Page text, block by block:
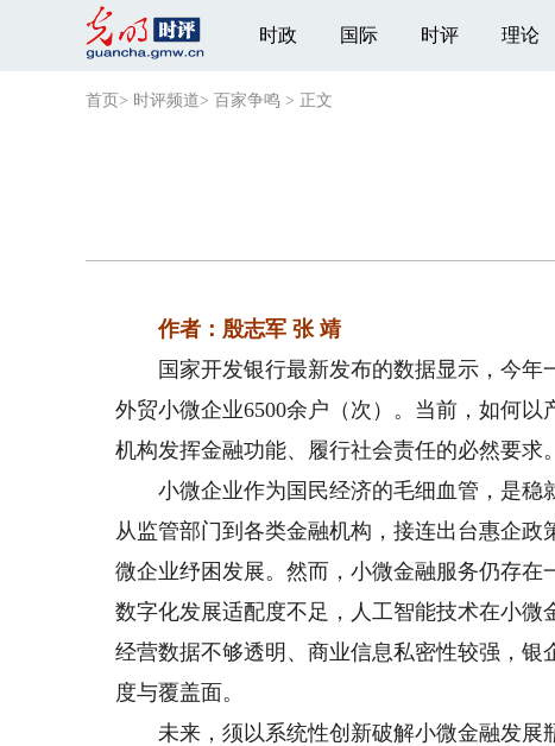
时政 国际 时评 理论
首页 > 时评频道> 百家争鸣 > 正文
作者：殷志军 张 靖
国家开发银行最新发布的数据显示，今年
外贸小微企业6500余户（次）。当前，如何
机构发挥金融功能、履行社会责任的必然要求。
小微企业作为国民经济的毛细血管，是稳
从监管部门到各类金融机构，接连出台惠企
微企业纾困发展。然而，小微金融服务仍存
数字化发展适配度不足，人工智能技术在小
经营数据不够透明、商业信息私密性较强，
度与覆盖面。
未来，须以系统性创新破解小微金融发展